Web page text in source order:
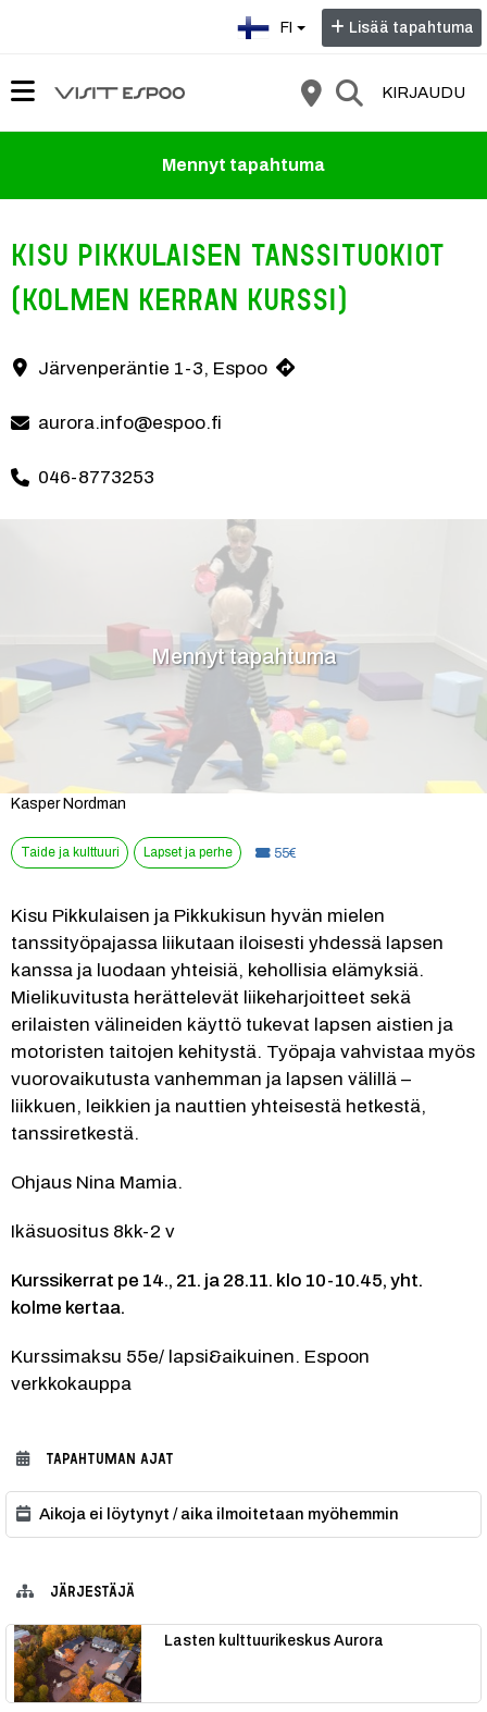
FI Lisää tapahtuma
KIRJAUDU
Mennyt tapahtuma
Kisu Pikkulaisen tanssituokiot
(kolmen kerran kurssi)
Yhteystiedot
Järvenperäntie 1-3, Espoo
aurora.info@espoo.fi
046-8773253
Mennyt tapahtuma
Kasper Nordman
Taide ja kulttuuri Lapset ja perhe Hinta:
55€
Kisu Pikkulaisen ja Pikkukisun hyvän mielen
tanssityöpajassa liikutaan iloisesti yhdessä lapsen
kanssa ja luodaan yhteisiä, kehollisia elämyksiä.
Mielikuvitusta herättelevät liikeharjoitteet sekä
erilaisten välineiden käyttö tukevat lapsen aistien ja
motoristen taitojen kehitystä. Työpaja vahvistaa myös
vuorovaikutusta vanhemman ja lapsen välillä –
liikkuen, leikkien ja nauttien yhteisestä hetkestä,
tanssiretkestä.
Ohjaus Nina Mamia.
Ikäsuositus 8kk-2 v
Kurssikerrat pe 14., 21. ja 28.11. klo 10-10.45, yht.
kolme kertaa.
Kurssimaksu 55e/ lapsi&aikuinen. Espoon
verkkokauppa
TAPAHTUMAN AJAT
Aikoja ei löytynyt / aika ilmoitetaan myöhemmin
JÄRJESTÄJÄ
Lasten kulttuurikeskus Aurora